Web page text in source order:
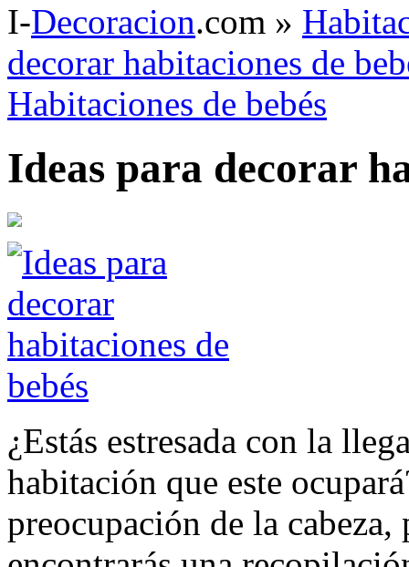
I-Decoracion.com »
decorar habitaciones de
Habitaciones de bebés
Ideas para decorar
¿Estás estresada con la
habitación que este
preocupación de la